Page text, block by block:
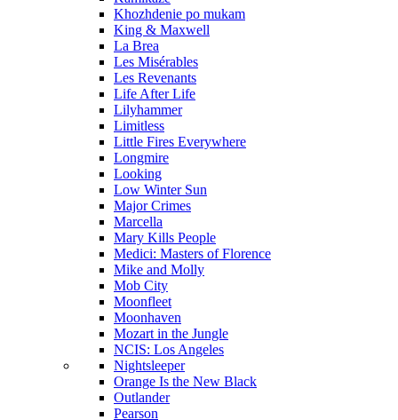
Khozhdenie po mukam
King & Maxwell
La Brea
Les Misérables
Les Revenants
Life After Life
Lilyhammer
Limitless
Little Fires Everywhere
Longmire
Looking
Low Winter Sun
Major Crimes
Marcella
Mary Kills People
Medici: Masters of Florence
Mike and Molly
Mob City
Moonfleet
Moonhaven
Mozart in the Jungle
NCIS: Los Angeles
Nightsleeper
Orange Is the New Black
Outlander
Pearson